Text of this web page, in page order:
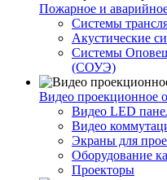
Пожарное и
Cистемы
Акустические
Системы
(СОУЭ)
Видео проекционное
Видео LED
Видео
Экраны для
Оборудование
Проекторы